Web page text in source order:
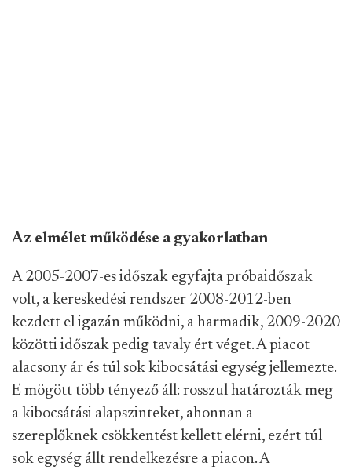
Az elmélet működése a gyakorlatban
A 2005-2007-es időszak egyfajta próbaidőszak
volt, a kereskedési rendszer 2008-2012-ben
kezdett el igazán működni, a harmadik, 2009-2020
közötti időszak pedig tavaly ért véget. A piacot
alacsony ár és túl sok kibocsátási egység jellemezte.
E mögött több tényező áll: rosszul határozták meg
a kibocsátási alapszinteket, ahonnan a
szereplőknek csökkentést kellett elérni, ezért túl
sok egység állt rendelkezésre a piacon. A